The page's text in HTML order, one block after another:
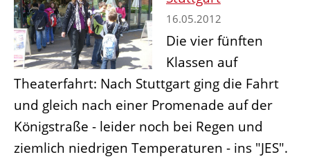
16.05.2012
Die vier fünften
Klassen auf
Theaterfahrt: Nach Stuttgart ging die Fahrt
und gleich nach einer Promenade auf der
Königstraße - leider noch bei Regen und
ziemlich niedrigen Temperaturen - ins "JES".